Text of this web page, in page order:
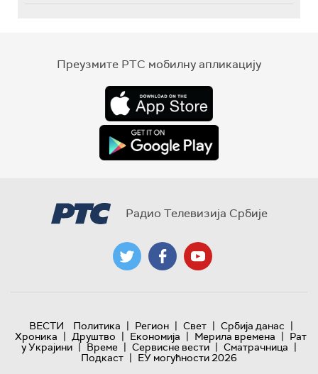
Преузмите РТС мобилну апликацију
Радио Телевизија Србије
ВЕСТИ Политика | Регион | Свет | Србија данас |
Хроника | Друштво | Економија | Мерила времена | Рат
у Украјини | Време | Сервисне вести | Сматрачница |
Подкаст | ЕУ могућности 2026